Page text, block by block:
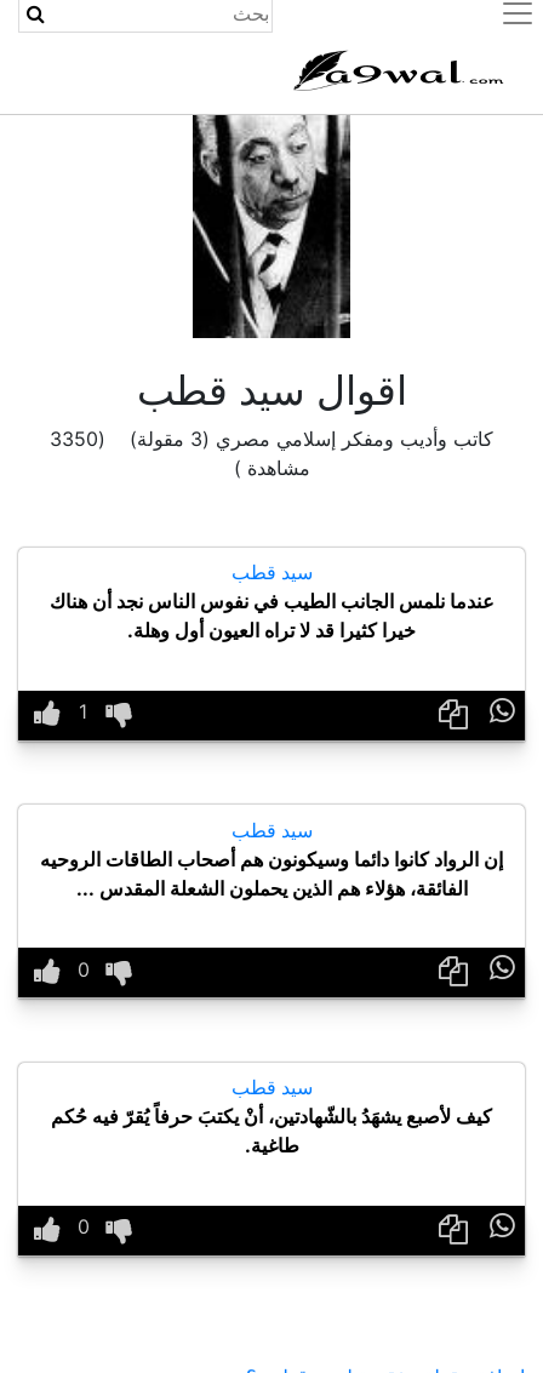
(current)
اقوال سيد قطب
كاتب وأديب ومفكر إسلامي مصري (3 مقولة) (3350
مشاهدة )
سيد قطب
عندما نلمس الجانب الطيب في نفوس الناس نجد أن هناك
خيرا كثيرا قد لا تراه العيون أول وهلة.

سيد قطب
إن الرواد كانوا دائما وسيكونون هم أصحاب الطاقات الروحيه
الفائقة، هؤلاء هم الذين يحملون الشعلة المقدس ...

سيد قطب
كيف لأصبع يشهَدُ بالشّهادتين، أنْ يكتبَ حرفاً يُقرّ فيه حُكم
طاغية.
